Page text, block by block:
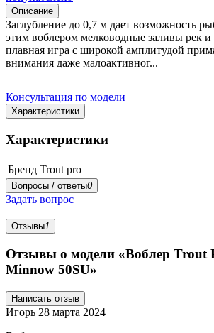
Описание
Заглубление до 0,7 м дает возможность
этим воблером мелководные заливы рек
плавная игра с широкой амплитудой
внимания даже малоактивног...
Консультация по модели
Характеристики
Характеристики
Бренд Trout pro
Вопросы / ответы0
Задать вопрос
Отзывы1
Отзывы о модели «Воблер Trout
Minnow 50SU»
Написать отзыв
Игорь 28 марта 2024